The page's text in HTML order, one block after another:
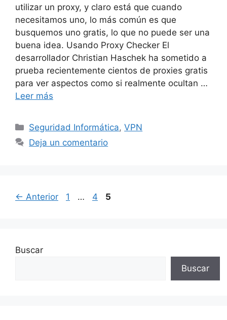
utilizar un proxy, y claro está que cuando
necesitamos uno, lo más común es que
busquemos uno gratis, lo que no puede ser una
buena idea. Usando Proxy Checker El
desarrollador Christian Haschek ha sometido a
prueba recientemente cientos de proxies gratis
para ver aspectos como si realmente ocultan …
Leer más
Categorías
Seguridad Informática,VPN
Deja un comentario
← Anterior Página
1 … Página
4 Página
5
Buscar
Buscar